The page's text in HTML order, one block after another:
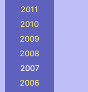
2011
2010
2009
2008
2007
2006